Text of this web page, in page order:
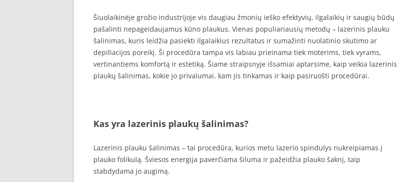
Šiuolaikinėje grožio industrijoje vis daugiau žmonių ieško efektyvių, ilgalaikių ir saugių būdų
pašalinti nepageidaujamus kūno plaukus. Vienas populiariausių metodų – lazerinis plauku
šalinimas, kuris leidžia pasiekti ilgalaikius rezultatus ir sumažinti nuolatinio skutimo ar
depiliacijos poreikį. Ši procedūra tampa vis labiau prieinama tiek moterims, tiek vyrams,
vertinantiems komfortą ir estetiką. Šiame straipsnyje išsamiai aptarsime, kaip veikia lazerinis
plaukų šalinimas, kokie jo privalumai, kam jis tinkamas ir kaip pasiruošti procedūrai.
Kas yra lazerinis plaukų šalinimas?
Lazerinis plauku šalinimas – tai procedūra, kurios metu lazerio spindulys nukreipiamas į
plauko folikulą. Šviesos energija paverčiama šiluma ir pažeidžia plauko šaknį, taip
stabdydama jo augimą.